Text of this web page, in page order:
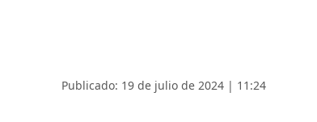
Publicado: 19 de julio de 2024 | 11:24